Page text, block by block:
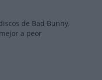
de Bad Bunny,
a peor